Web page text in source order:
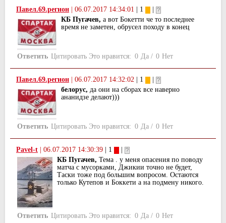
Павел.69.регион 06.07.2017 14:34:01 | 1
КБ Пугачев, а вот Бокетти че то последнее
время не заметен, обрусел походу в конец
Ответить Цитировать Это нравится: 0 Да / 0 Нет
Павел.69.регион 06.07.2017 14:32:02 | 1
белорус, да они на сборах все наверно
ананидзе делают)))
Ответить Цитировать Это нравится: 0 Да / 0 Нет
Pavel-t 06.07.2017 14:30:39 | 1
КБ Пугачев, Тема . у меня опасения по поводу
матча с мусорками, Джикии точно не будет,
Таски тоже под большим вопросом. Остаются
только Кутепов и Боккети а на подмену никого.
Ответить Цитировать Это нравится: 0 Да / 0 Нет